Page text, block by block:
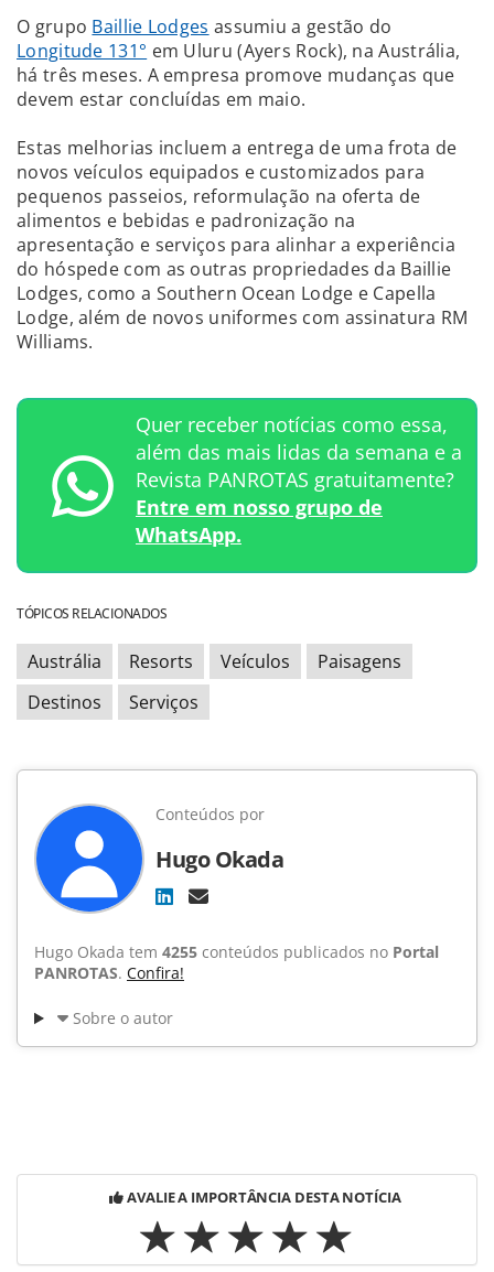
O grupo Baillie Lodges assumiu a gestão do
Longitude 131° em Uluru (Ayers Rock), na Austrália,
há três meses. A empresa promove mudanças que
devem estar concluídas em maio.
Estas melhorias incluem a entrega de uma frota de
novos veículos equipados e customizados para
pequenos passeios, reformulação na oferta de
alimentos e bebidas e padronização na
apresentação e serviços para alinhar a experiência
do hóspede com as outras propriedades da Baillie
Lodges, como a Southern Ocean Lodge e Capella
Lodge, além de novos uniformes com assinatura RM
Williams.
Quer receber notícias como essa,
além das mais lidas da semana e a
Revista PANROTAS gratuitamente?
Entre em nosso grupo de
WhatsApp.
TÓPICOS RELACIONADOS
Austrália Resorts Veículos
Paisagens
Destinos
Serviços
Conteúdos por
Hugo Okada
Hugo Okada tem 4255 conteúdos publicados no Portal
PANROTAS. Confira!
Sobre o autor
AVALIE A IMPORTÂNCIA DESTA NOTÍCIA